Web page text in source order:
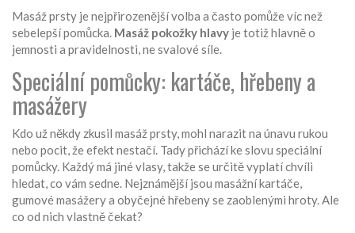
Masáž prsty je nejpřirozenější volba a často pomůže víc než
sebelepší pomůcka. Masáž pokožky hlavy je totiž hlavně o
jemnosti a pravidelnosti, ne svalové síle.
Speciální pomůcky: kartáče, hřebeny a
masážery
Kdo už někdy zkusil masáž prsty, mohl narazit na únavu rukou
nebo pocit, že efekt nestačí. Tady přichází ke slovu speciální
pomůcky. Každý má jiné vlasy, takže se určitě vyplatí chvíli
hledat, co vám sedne. Nejznámější jsou masážní kartáče,
gumové masážery a obyčejné hřebeny se zaoblenými hroty. Ale
co od nich vlastně čekat?